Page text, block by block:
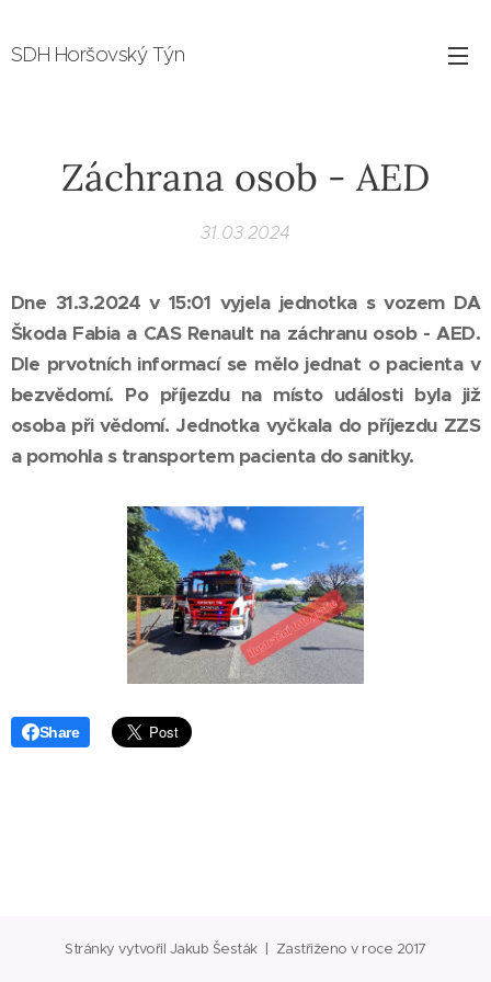
SDH Horšovský Týn
Záchrana osob - AED
31.03.2024
Dne 31.3.2024 v 15:01 vyjela jednotka s vozem DA
Škoda Fabia a CAS Renault na záchranu osob - AED.
Dle prvotních informací se mělo jednat o pacienta v
bezvědomí. Po příjezdu na místo události byla již
osoba při vědomí. Jednotka vyčkala do příjezdu ZZS
a pomohla s transportem pacienta do sanitky.
Share
Stránky vytvořil Jakub Šesták | Zastřiženo v roce 2017